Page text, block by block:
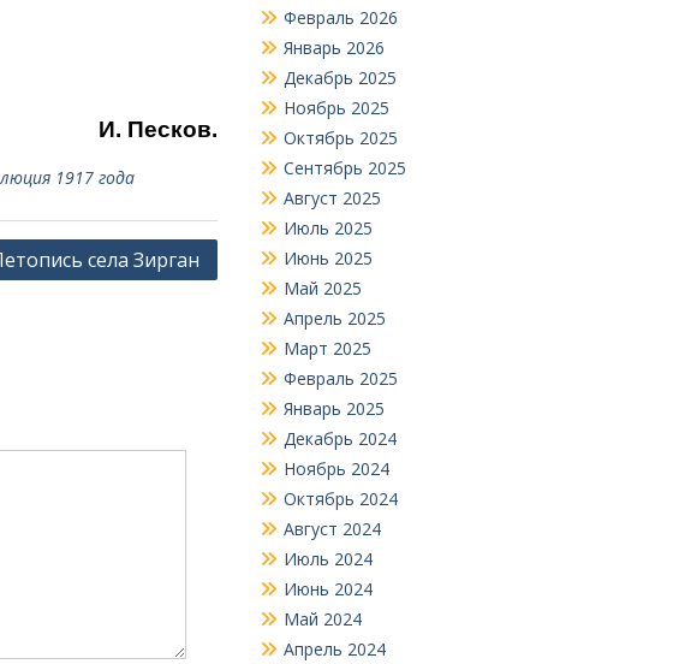
И. Песков.
1917 года
села Зирган
Февраль 2026
Январь 2026
Декабрь 2025
Ноябрь 2025
Октябрь 2025
Сентябрь 2025
Август 2025
Июль 2025
Июнь 2025
Май 2025
Апрель 2025
Март 2025
Февраль 2025
Январь 2025
Декабрь 2024
Ноябрь 2024
Октябрь 2024
Август 2024
Июль 2024
Июнь 2024
Май 2024
Апрель 2024